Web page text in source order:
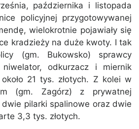
października i listopada
policyjnej przygotowywanej
wielokrotnie pojawiały się
kradzieży na duże kwoty. I tak
(gm. Bukowsko) sprawcy
odkurzacz i miernik
21 tys. złotych. Z kolei w
(gm. Zagórz) z prywatnej
pilarki spalinowe oraz dwie
3,3 tys. złotych.